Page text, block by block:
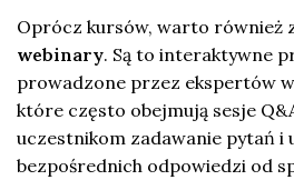
Oprócz kursów, warto również
webinary. Są to interaktywne
prowadzone przez ekspertów
które często obejmują sesje
uczestnikom zadawanie pytań i
bezpośrednich odpowiedzi od